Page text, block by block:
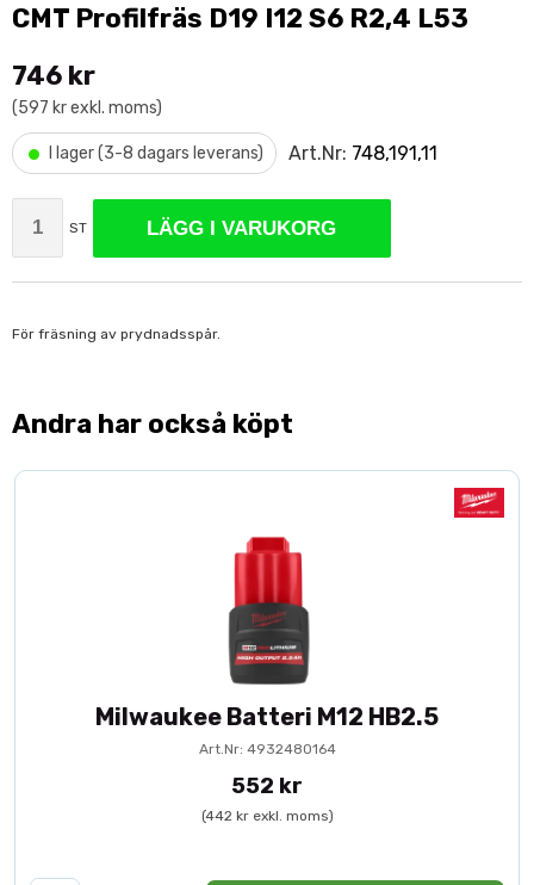
CMT Profilfräs D19 I12 S6 R2,4 L53
746 kr
(597 kr exkl. moms)
• I lager (3-8 dagars leverans) Art.Nr: 748,191,11
ST LÄGG I VARUKORG
För fräsning av prydnadsspår.
Andra har också köpt
Milwaukee Batteri M12 HB2.5
Art.Nr: 4932480164
552 kr
(442 kr exkl. moms)